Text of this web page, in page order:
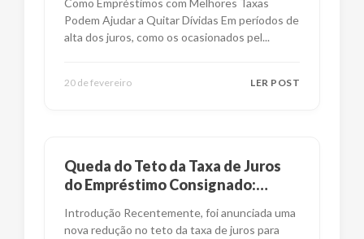
Como Empréstimos com Melhores Taxas
Podem Ajudar a Quitar Dívidas Em períodos de
alta dos juros, como os ocasionados pel...
20 de fevereiro LER POST
Queda do Teto da Taxa de Juros
do Empréstimo Consignado:
Introdução Recentemente, foi anunciada uma
nova redução no teto da taxa de juros para